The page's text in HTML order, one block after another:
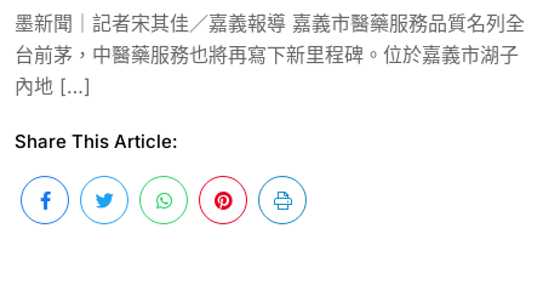
墨新聞｜記者宋其佳／嘉義報導 嘉義市醫藥服務品質名列全
台前茅，中醫藥服務也將再寫下新里程碑。位於嘉義市湖子
內地 […]
Share This Article: